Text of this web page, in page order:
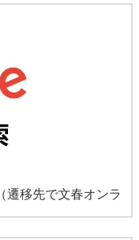
（遷移先で文春オンラ